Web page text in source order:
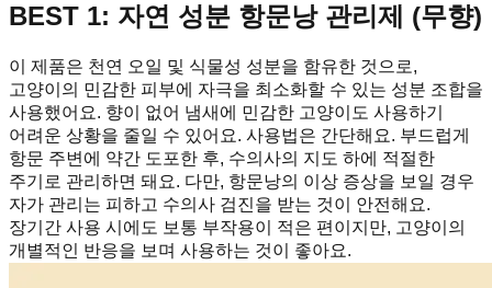
BEST 1: 자연 성분 항문낭 관리제 (무향)
이 제품은 천연 오일 및 식물성 성분을 함유한 것으로,
고양이의 민감한 피부에 자극을 최소화할 수 있는 성분 조합을
사용했어요. 향이 없어 냄새에 민감한 고양이도 사용하기
어려운 상황을 줄일 수 있어요. 사용법은 간단해요. 부드럽게
항문 주변에 약간 도포한 후, 수의사의 지도 하에 적절한
주기로 관리하면 돼요. 다만, 항문낭의 이상 증상을 보일 경우
자가 관리는 피하고 수의사 검진을 받는 것이 안전해요.
장기간 사용 시에도 보통 부작용이 적은 편이지만, 고양이의
개별적인 반응을 보며 사용하는 것이 좋아요.